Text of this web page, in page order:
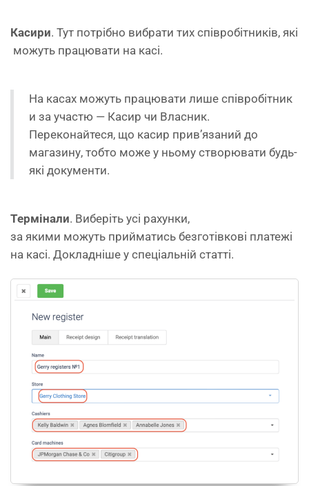
Касири. Тут потрібно вибрати тих співробітників, які
можуть працювати на касі.
На касах можуть працювати лише співробітник
и за участю — Касир чи Власник.
Переконайтеся, що касир прив’язаний до
магазину, тобто може у ньому створювати будь-
які документи.
Термінали. Виберіть усі рахунки,
за якими можуть прийматись безготівкові платежі
на касі. Докладніше у спеціальній статті.